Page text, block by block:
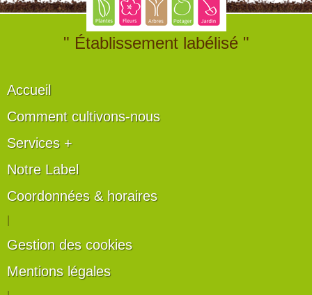
" Établissement labélisé "
Accueil
Comment cultivons-nous
Services +
Notre Label
Coordonnées & horaires
Gestion des cookies
Mentions légales